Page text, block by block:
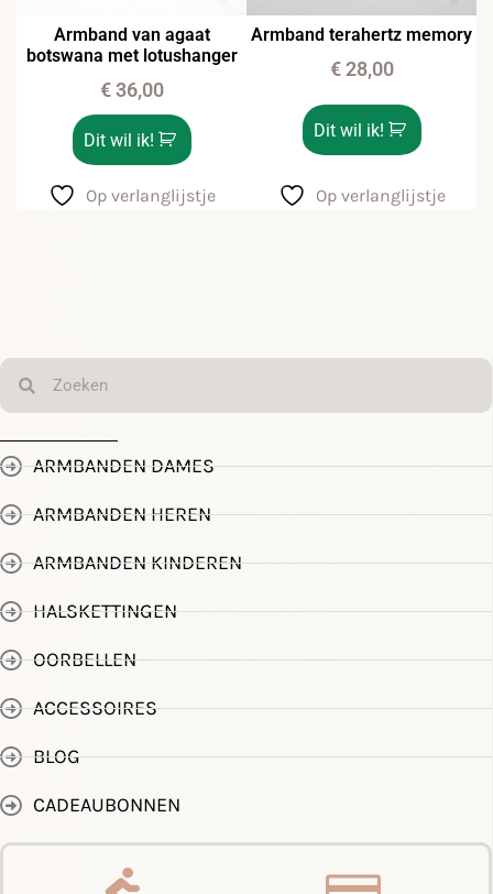
Armband van agaat
botswana met lotushanger
€36,00
Dit wil ik!
Op verlanglijstje
Armband terahertz memory
€28,00
Dit wil ik!
Op verlanglijstje
ARMBANDEN DAMES
ARMBANDEN HEREN
ARMBANDEN KINDEREN
HALSKETTINGEN
OORBELLEN
ACCESSOIRES
BLOG
CADEAUBONNEN